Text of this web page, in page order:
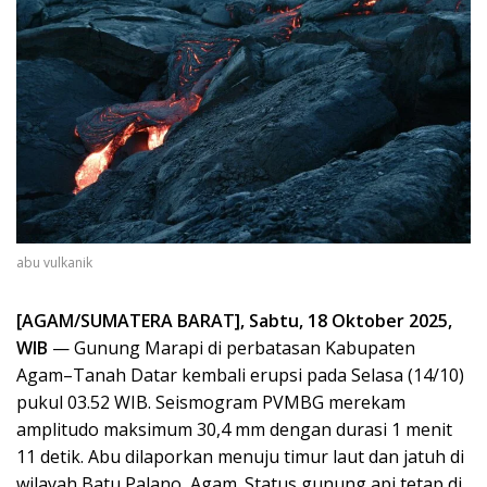
abu vulkanik
[AGAM/SUMATERA BARAT], Sabtu, 18 Oktober 2025,
WIB — Gunung Marapi di perbatasan Kabupaten
Agam–Tanah Datar kembali erupsi pada Selasa (14/10)
pukul 03.52 WIB. Seismogram PVMBG merekam
amplitudo maksimum 30,4 mm dengan durasi 1 menit
11 detik. Abu dilaporkan menuju timur laut dan jatuh di